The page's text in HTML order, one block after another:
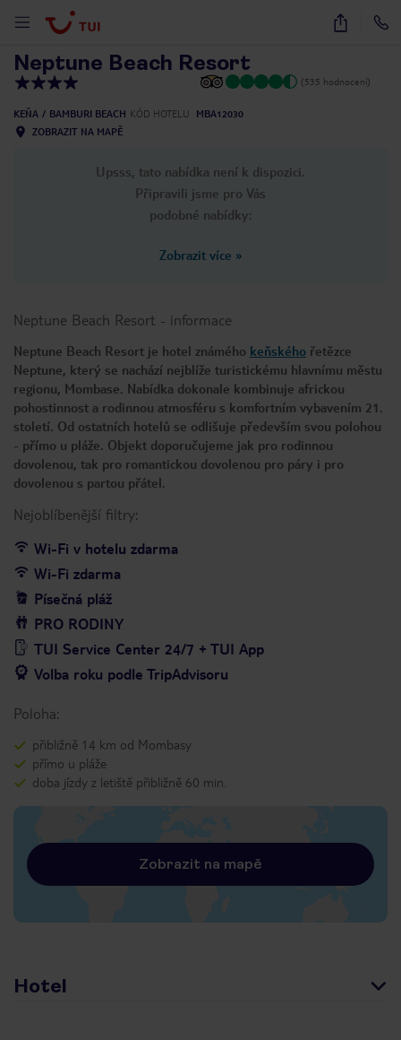
13
Neptune Beach Resort
(535 hodnocení)
KEŇA BAMBURI BEACH KÓD HOTELU
MBA12030
ZOBRAZIT NA MAPĚ
Upsss, tato nabídka není k dispozici.
Připravili jsme pro Vás
podobné nabídky:
Zobrazit více »
Neptune Beach Resort - informace
Neptune Beach Resort je hotel známého keňského řetězce
Neptune, který se nachází nejblíže turistickému hlavnímu městu
regionu, Mombase. Nabídka dokonale kombinuje africkou
pohostinnost a rodinnou atmosféru s komfortním vybavením 21.
století. Od ostatních hotelů se odlišuje především svou polohou
- přímo u pláže. Objekt doporučujeme jak pro rodinnou
dovolenou, tak pro romantickou dovolenou pro páry i pro
dovolenou s partou přátel.
Nejoblíbenější filtry:
Wi-Fi v hotelu zdarma
Wi-Fi zdarma
Písečná pláž
PRO RODINY
TUI Service Center 24/7 + TUI App
Volba roku podle TripAdvisoru
Poloha:
přibližně 14 km od Mombasy
přímo u pláže
doba jízdy z letiště přibližně 60 min.
Zobrazit na mapě
Hotel